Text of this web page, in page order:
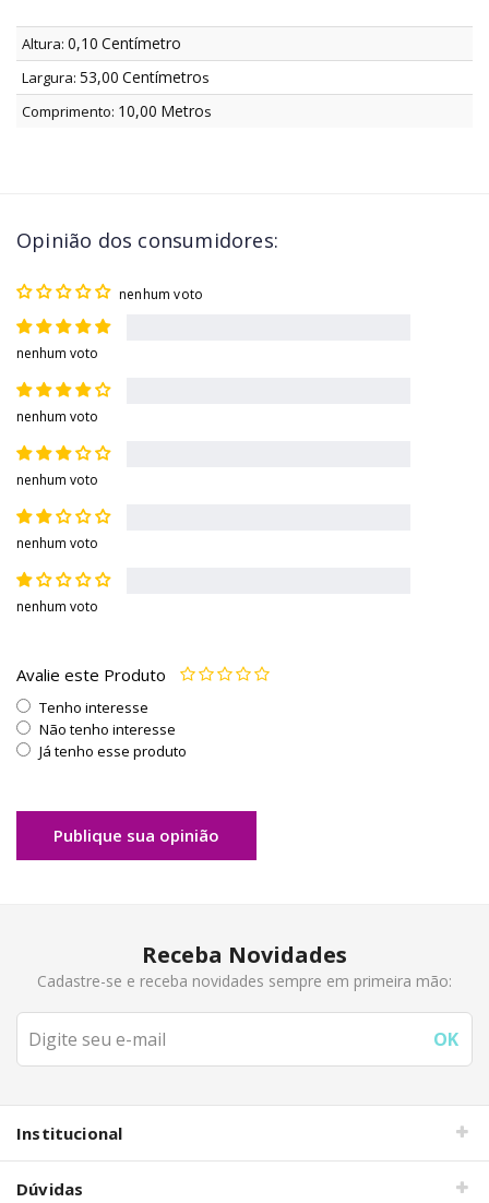
Altura: 0,10 Centímetro
Largura: 53,00 Centímetros
Comprimento: 10,00 Metros
Opinião dos consumidores:
nenhum voto
nenhum voto
nenhum voto
nenhum voto
nenhum voto
nenhum voto
Avalie este Produto
Tenho interesse
Não tenho interesse
Já tenho esse produto
Publique sua opinião
Receba Novidades
Cadastre-se e receba novidades sempre em primeira mão:
Institucional
Dúvidas